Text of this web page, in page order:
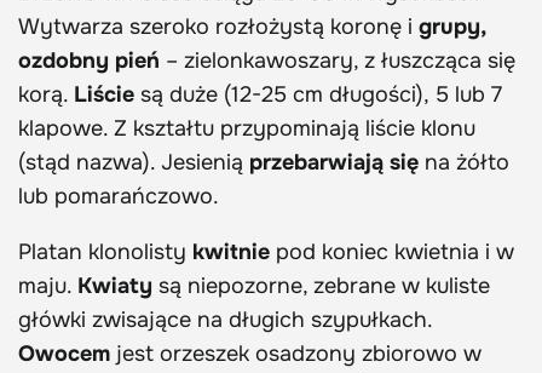
Wytwarza szeroko rozłożystą koronę i grupy,
ozdobny pień – zielonkawoszary, z łuszcząca się
korą. Liście są duże (12-25 cm długości), 5 lub 7
klapowe. Z kształtu przypominają liście klonu
(stąd nazwa). Jesienią przebarwiają się na żółto
lub pomarańczowo.
Platan klonolisty kwitnie pod koniec kwietnia i w
maju. Kwiaty są niepozorne, zebrane w kuliste
główki zwisające na długich szypułkach.
Owocem jest orzeszek osadzony zbiorowo w